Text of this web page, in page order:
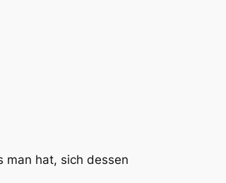
man hat, sich dessen